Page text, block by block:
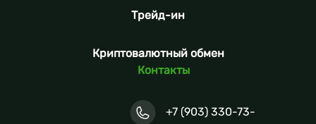
Трейд-ин
Криптовалютный обмен
Контакты
+7 (903) 330-73-